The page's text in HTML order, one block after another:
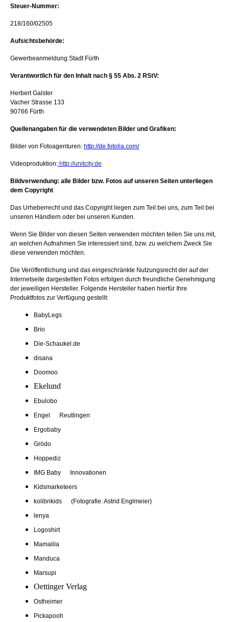
Steuer-Nummer:
218/160/02505
Aufsichtsbehörde:
Gewerbeanmeldung Stadt Fürth
Verantwortlich für den Inhalt nach § 55 Abs. 2 RStV:
Herbert Galster
Vacher Strasse 133
90766 Fürth
Quellenangaben für die verwendeten Bilder und Grafiken:
Bilder von Fotoagenturen: http://de.fotolia.com/
Videoproduktion: http://unitcity.de
Bildverwendung: alle Bilder bzw. Fotos auf unseren Seiten unterliegen
dem Copyright
Das Urheberrecht und das Copyright liegen zum Teil bei uns, zum Teil bei
unseren Händlern oder bei unseren Kunden.
Wenn Sie Bilder von diesen Seiten verwenden möchten teilen Sie uns mit,
an welchen Aufnahmen Sie interessiert sind, bzw. zu welchem Zweck Sie
diese verwenden möchten.
Die Veröffentlichung und das eingeschränkte Nutzungsrecht der auf der
Internetseite dargestellten Fotos erfolgen durch freundliche Genehmigung
der jeweiligen Hersteller. Folgende Hersteller haben hierfür Ihre
Produktfotos zur Verfügung gestellt:
BabyLegs
Brio
Die-Schaukel.de
disana
Doomoo
Ekelund
Ebulobo
Engel Reutlingen
Ergobaby
Grödo
Hoppediz
IMG Baby Innovationen
Kidsmarketeers
kolibrikids (Fotografie: Astrid Englmeier)
lenya
Logoshirt
Mamalila
Manduca
Marsupi
Oettinger Verlag
Ostheimer
Pickapooh